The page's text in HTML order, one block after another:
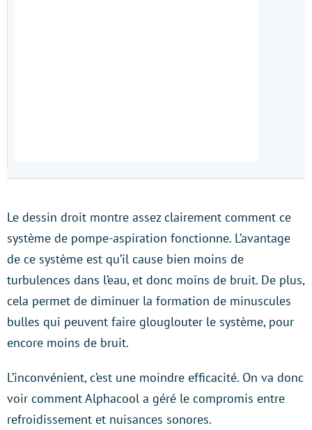
Le dessin droit montre assez clairement comment ce
système de pompe-aspiration fonctionne. L’avantage
de ce système est qu’il cause bien moins de
turbulences dans l’eau, et donc moins de bruit. De plus,
cela permet de diminuer la formation de minuscules
bulles qui peuvent faire glouglouter le système, pour
encore moins de bruit.
L’inconvénient, c’est une moindre efficacité. On va donc
voir comment Alphacool a géré le compromis entre
refroidissement et nuisances sonores.